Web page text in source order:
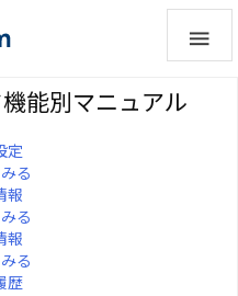

能別マニュアル
定
る
報
る
報
る
歴